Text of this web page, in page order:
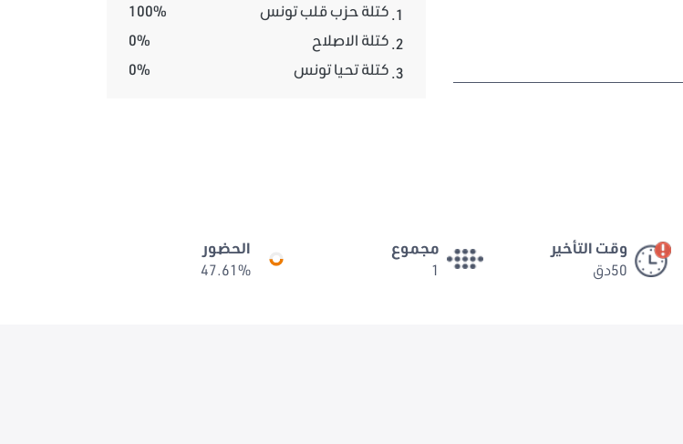
1. كتلة حزب قلب تونس
100%
2. كتلة الاصلاح
0%
3. كتلة تحيا تونس 0%
وقت التأخير
50دق
مجموع
1
الحضور
47.61%